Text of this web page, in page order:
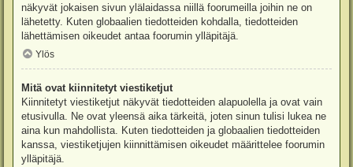
näkyvät jokaisen sivun ylälaidassa niillä foorumeilla joihin ne on
lähetetty. Kuten globaalien tiedotteiden kohdalla, tiedotteiden
lähettämisen oikeudet antaa foorumin ylläpitäjä.
Ylös
Mitä ovat kiinnitetyt viestiketjut
Kiinnitetyt viestiketjut näkyvät tiedotteiden alapuolella ja ovat vain
etusivulla. Ne ovat yleensä aika tärkeitä, joten sinun tulisi lukea ne
aina kun mahdollista. Kuten tiedotteiden ja globaalien tiedotteiden
kanssa, viestiketjujen kiinnittämisen oikeudet määrittelee foorumin
ylläpitäjä.